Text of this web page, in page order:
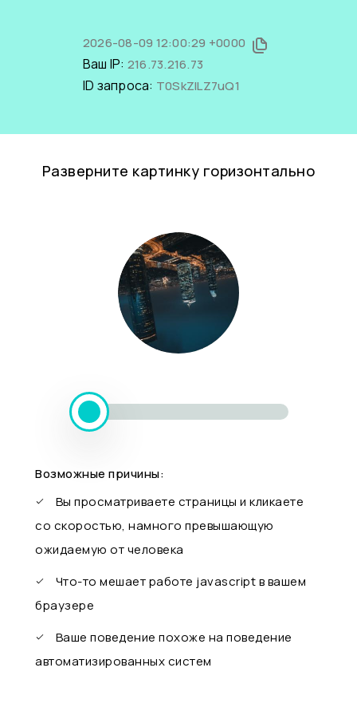
2026-08-09 12:00:29 +0000
Ваш IP: 216.73.216.73
ID запроса: T0SkZlLZ7uQ1
Разверните картинку горизонтально
Возможные причины:
Вы просматриваете страницы и кликаете
со скоростью, намного превышающую
ожидаемую от человека
Что-то мешает работе javascript в вашем
браузере
Ваше поведение похоже на поведение
автоматизированных систем